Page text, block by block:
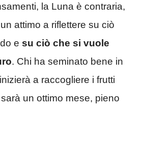
la Luna è contraria,
attimo a riflettere su ciò
e su ciò che si vuole
. Chi ha seminato bene in
a raccogliere i frutti
un ottimo mese, pieno